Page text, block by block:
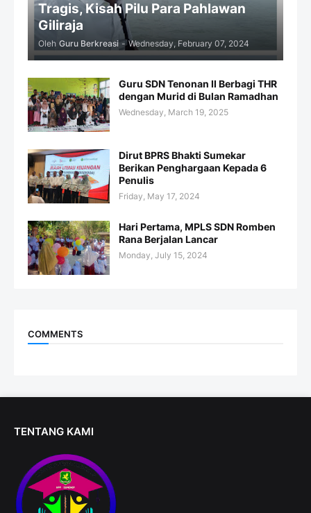
Tragis, Kisah Pilu Para Pahlawan
Giliraja
Oleh Guru Berkreasi - Wednesday, February 07, 2024
Guru SDN Tenonan II Berbagi THR
dengan Murid di Bulan Ramadhan
Wednesday, March 19, 2025
Dirut BPRS Bhakti Sumekar
Berikan Penghargaan Kepada 6
Penulis
Friday, May 17, 2024
Hari Pertama, MPLS SDN Romben
Rana Berjalan Lancar
Monday, July 15, 2024
COMMENTS
TENTANG KAMI